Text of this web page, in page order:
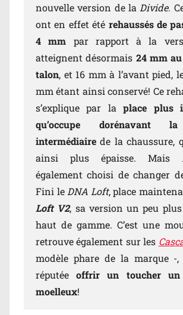
nouvelle version de la Divide.
ont en effet été rehaussés de
4 mm par rapport à la
atteignent désormais 24 mm
talon, et 16 mm à l’avant pied,
mm étant ainsi conservé! Ce
s’explique par laplace plus
qu’occupe dorénavant
intermédiaire de la chaussure,
ainsi plus épaisse. Mais
également choisi de changer
Fini le DNA Loft, place
Loft V2, sa version un peu
haut de gamme. C’est une
retrouve également sur les
modèle phare de la marque -
réputée offrir un toucher
moelleux!